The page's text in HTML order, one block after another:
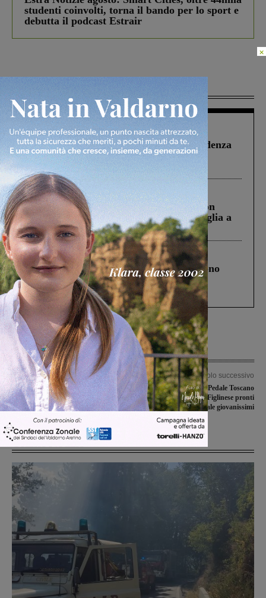
studenti coinvolti, torna il bando per lo sport e
debutta il podcast Estrair
Figline Incisa Valdarno 1 Agosto 2026
Piscina di Figline finanziata oltre la scadenza
Pnrr, il gruppo di Fratelli d’Italia: “Un
ringraziamento al Governo”
Cronaca 3 Agosto 2026
Scomparso da una struttura di Castiglion
Fiorentino l’uomo che aveva ucciso la figlia a
Levane nel 2020
Cronaca 4 Agosto 2026
Un anno fa la strage in A1 in cui morirono
Gianni, Giulia e Franco. Lo schianto, il
processo, lo stop ai sorpassi fra tir....
Articolo precedente
Due nuovi giocatori alla corte
dell’Aquila
Articolo successivo
Olimpia Valdarnese, Pedale Toscano
Ponticino e Ciclistica Figlinese pronti
per il Meeting nazionale giovanissimi
Ultime Notizie
×